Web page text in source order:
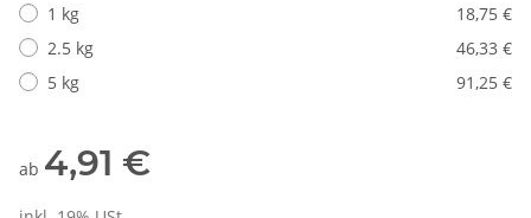
1 kg
18,75 €
2.5 kg
46,33 €
5 kg
91,25 €
ab 4,91 €